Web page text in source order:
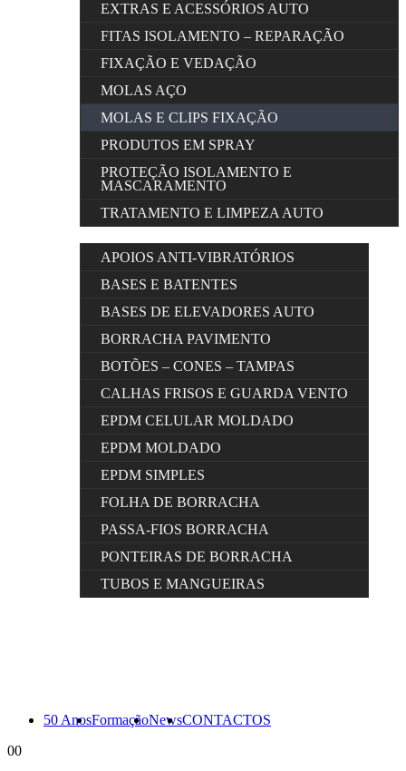
EXTRAS E ACESSÓRIOS AUTO
FITAS ISOLAMENTO – REPARAÇÃO
FIXAÇÃO E VEDAÇÃO
MOLAS AÇO
MOLAS E CLIPS FIXAÇÃO
PRODUTOS EM SPRAY
PROTEÇÃO ISOLAMENTO E
MASCARAMENTO
TRATAMENTO E LIMPEZA AUTO
APOIOS ANTI-VIBRATÓRIOS
BASES E BATENTES
BASES DE ELEVADORES AUTO
BORRACHA PAVIMENTO
BOTÕES – CONES – TAMPAS
CALHAS FRISOS E GUARDA VENTO
EPDM CELULAR MOLDADO
EPDM MOLDADO
EPDM SIMPLES
FOLHA DE BORRACHA
PASSA-FIOS BORRACHA
PONTEIRAS DE BORRACHA
TUBOS E MANGUEIRAS
50 AnosFormaçãoNewsCONTACTOS
00